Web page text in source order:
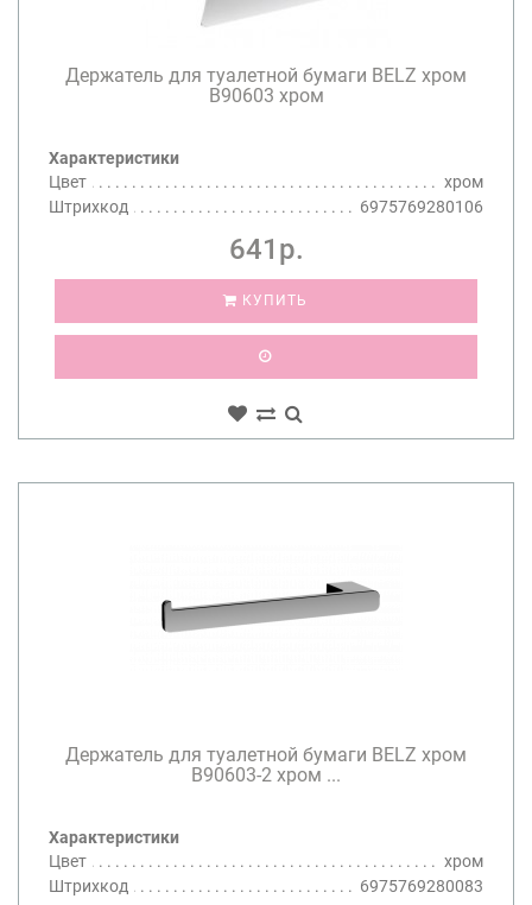
Держатель для туалетной бумаги BELZ хром
B90603 хром
Характеристики
Цвет
хром
Штрихкод
6975769280106
641р.
КУПИТЬ
Держатель для туалетной бумаги BELZ хром
B90603-2 хром ...
Характеристики
Цвет
хром
Штрихкод
6975769280083